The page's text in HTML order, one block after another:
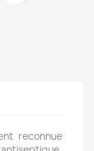
reconnue